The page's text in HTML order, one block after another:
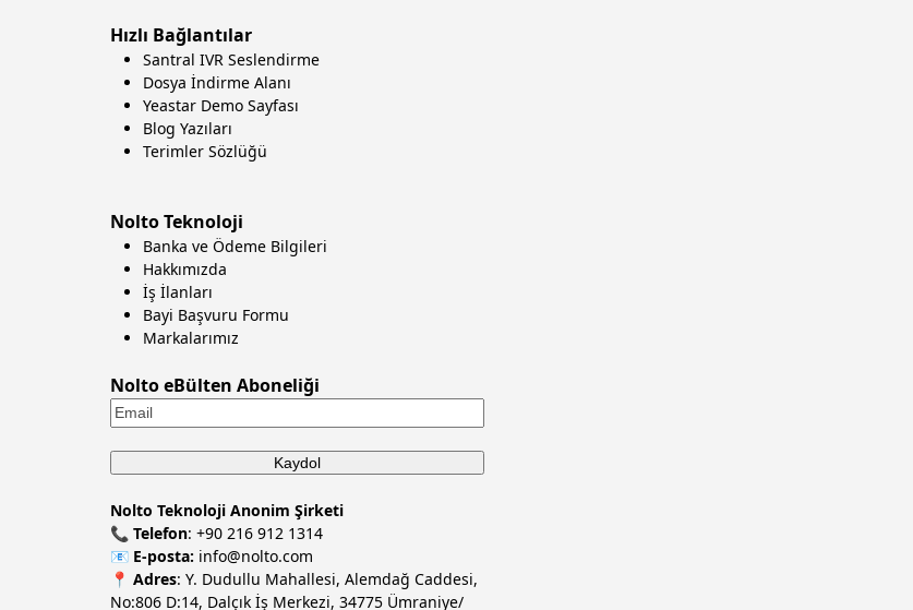
Hızlı Bağlantılar
Santral IVR Seslendirme
Dosya İndirme Alanı
Yeastar Demo Sayfası
Blog Yazıları
Terimler Sözlüğü
Nolto Teknoloji
Banka ve Ödeme Bilgileri
Hakkımızda
İş İlanları
Bayi Başvuru Formu
Markalarımız
Nolto eBülten Aboneliği
Nolto Teknoloji Anonim Şirketi
📞 Telefon: +90 216 912 1314
📧 E-posta: info@nolto.com
📍 Adres: Y. Dudullu Mahallesi, Alemdağ Caddesi,
No:806 D:14, Dalçık İş Merkezi, 34775 Ümraniye/